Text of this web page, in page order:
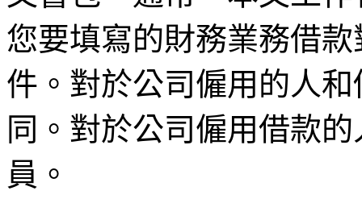
您要填寫的財務業務借
件。對於公司僱用的人
同。對於公司僱用借款
員。